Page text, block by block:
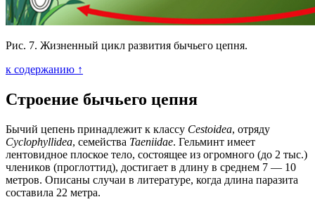
Рис. 7. Жизненный цикл развития бычьего цепня.
к содержанию ↑
Строение бычьего цепня
Бычий цепень принадлежит к классу Сestoidea, отряду
Сyclophyllidea, семейства Taeniidae. Гельминт имеет
лентовидное плоское тело, состоящее из огромного (до 2 тыс.)
члеников (проглоттид), достигает в длину в среднем 7 — 10
метров. Описаны случаи в литературе, когда длина паразита
составила 22 метра.